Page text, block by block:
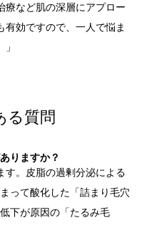
療など肌の深層にアプロー
有効ですので、一人で悩ま
る質問
りますか？
す。皮脂の過剰分泌による
って酸化した「詰まり毛穴
下が原因の「たるみ毛